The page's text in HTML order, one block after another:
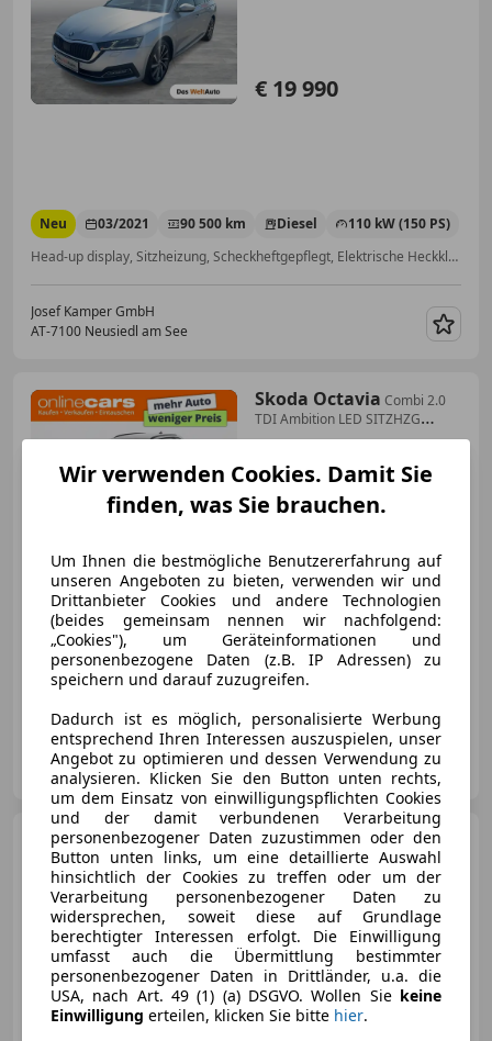
€ 19 990
Neu 03/2021 90 500 km Diesel
110 kW (150 PS)
Head-up display, Sitzheizung, Scheckheftgepflegt, Elektrische Heckklappe, Soundsystem, USB, Freisprecheinrichtung, Beheizbare Frontscheibe
Josef Kamper GmbH
AT-7100 Neusiedl am See
Skoda Octavia Combi 2.0
TDI Ambition LED SITZHZG
ASSIST
04/2021 79 463 km Diesel
85 kW (116 PS)
Onlinecars Vertriebs GmbH
AT-8143 Dobl bei Lieboch
Skoda OctaviaAmbition |
GEPRÜFTE QUALITÄT |
Lenkradheizung
€ 18 990
Wir verwenden Cookies. Damit Sie
finden, was Sie brauchen.
Um Ihnen die bestmögliche Benutzererfahrung auf
unseren Angeboten zu bieten, verwenden wir und
Drittanbieter Cookies und andere Technologien
(beides gemeinsam nennen wir nachfolgend:
„Cookies"), um Geräteinformationen und
personenbezogene Daten (z.B. IP Adressen) zu
speichern und darauf zuzugreifen.
Dadurch ist es möglich, personalisierte Werbung
entsprechend Ihren Interessen auszuspielen, unser
Angebot zu optimieren und dessen Verwendung zu
analysieren. Klicken Sie den Button unten rechts,
um dem Einsatz von einwilligungspflichten Cookies
und der damit verbundenen Verarbeitung
personenbezogener Daten zuzustimmen oder den
Button unten links, um eine detaillierte Auswahl
hinsichtlich der Cookies zu treffen oder um der
Verarbeitung personenbezogener Daten zu
widersprechen, soweit diese auf Grundlage
berechtigter Interessen erfolgt. Die Einwilligung
umfasst auch die Übermittlung bestimmter
personenbezogener Daten in Drittländer, u.a. die
USA, nach Art. 49 (1) (a) DSGVO. Wollen Sie keine
Einwilligung erteilen, klicken Sie bitte hier.